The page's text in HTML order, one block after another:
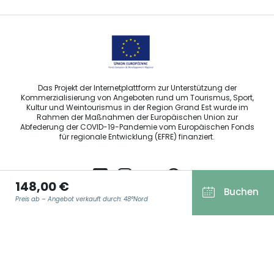
148,00 €
Preis ab – Angebot verkauft durch: 48°Nord Buchen
Das Projekt der Internetplattform zur Unterstützung der
Kommerzialisierung von Angeboten rund um Tourismus, Sport,
Kultur und Weintourismus in der Region Grand Est wurde im
Rahmen der Maßnahmen der Europäischen Union zur
Abfederung der COVID-19-Pandemie vom Europäischen Fonds
für regionale Entwicklung (EFRE) finanziert.
Agence Régionale du Tourisme Grand Est ©2026 - Alle Rechte